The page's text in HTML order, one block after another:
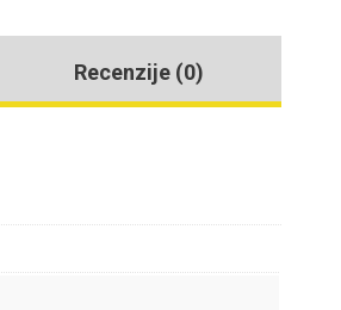
Recenzije (0)